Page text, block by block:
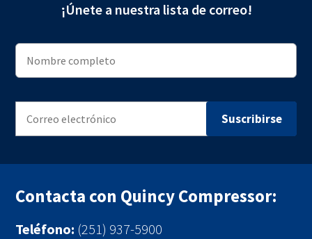
¡Únete a nuestra lista de correo!
Contacta con Quincy Compressor:
Teléfono: (251) 937-5900